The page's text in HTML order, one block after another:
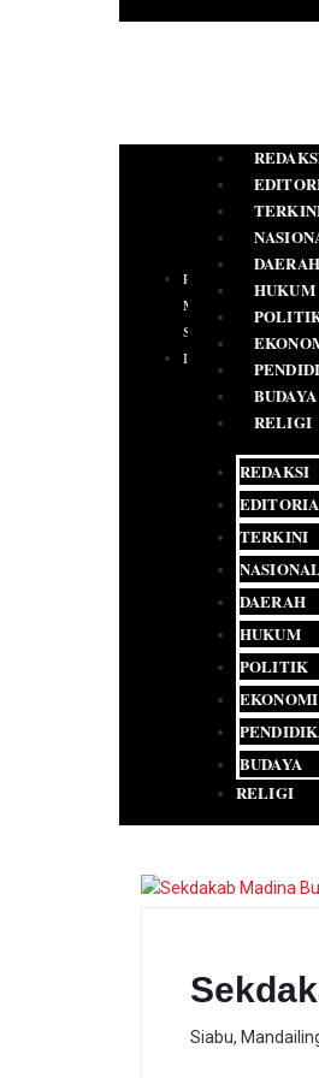
PEDOMAN
MEDIA
SIBER
IKLAN
DAERAH
HUKUM
BUDAYA
RELIGI
REDAKSI
TERKINI
DAERAH
HUKUM
POLITIK
EKONOMI
BUDAYA
RELIGI
Siabu,